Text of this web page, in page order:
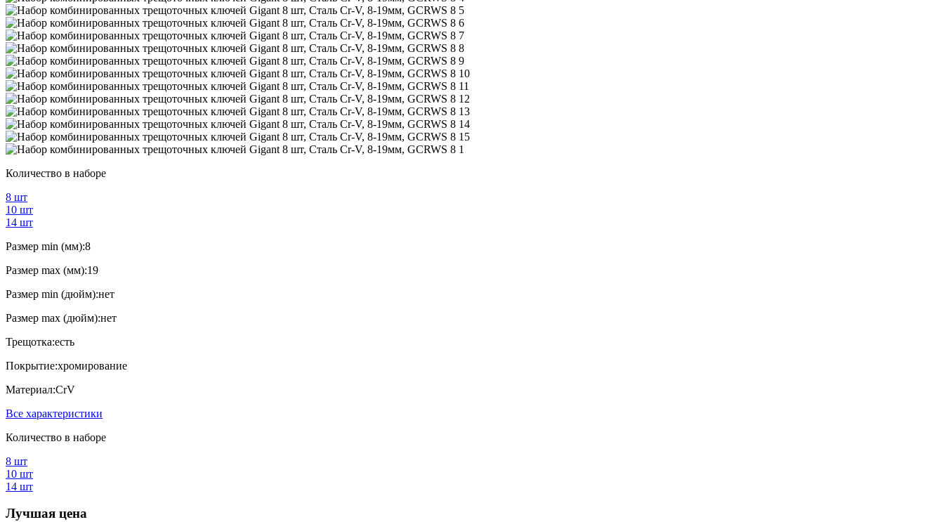
Количество в наборе
8 шт
10 шт
14 шт
Размер min (мм):8
Размер max (мм):19
Размер min (дюйм):нет
Размер max (дюйм):нет
Трещотка:есть
Покрытие:хромирование
Материал:CrV
Все характеристики
Количество в наборе
8 шт
10 шт
14 шт
Лучшая цена